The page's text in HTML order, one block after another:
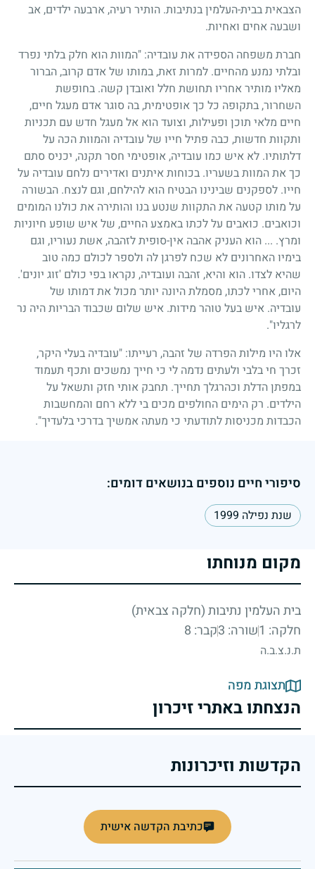
הצבאית בבית-העלמין בנתיבות. הותיר רעיה, ארבעה ילדים, אב
ושבעה אחים ואחיות.
חברת משפחה הספידה את עובדיה: "המוות הוא חלק בלתי נפרד
ובלתי נמנע מהחיים. למרות זאת, במותו של אדם קרוב, הברור
מאליו מותיר אחריו תחושת חלל ואובדן קשה. בחופשת
השחרור, בתקופה כל כך אופטימית, בה סוגר אדם מעגל חיים,
חיים מלאי תוכן ופעילות, וצועד הוא אל מעגל חדש עם תכניות
ותקוות חדשות, כבה פתיל חייו של עובדיה והמוות הכה על
דלתותיו. לא איש כמו עובדיה, אופטימי חסר תקנה, יכניס סתם
כך את המוות בשעריו. בכוחות איתנים ואדירים נלחם עובדיה על
חייו. לספקנים שבינינו הבטיח הוא להילחם, וגם לנצח. הבשורה
על מותו קטעה את התקוות שנטע בנו והותירה את כולנו המומים
וכואבים. כואבים על לכתו באמצע החיים, של איש שופע חיוניות
ומרץ. ... הוא העניק אהבה אין-סופית לזהבה, אשת נעוריו, וגם
בימיו האחרונים לא שכח לפרגן לה ולספר לכולם כמה טוב
שהיא לצדו. הוא והיא, זהבה ועובדיה, נקראו בפי כולם 'זוג יונים'.
היום, אחרי לכתו, מסמלת היונה יותר מכול את דמותו של
עובדיה. איש בעל טוהר מידות. איש שלום שכבוד הבריות היה נר
לרגליו".
אלו היו מילות הפרדה של זהבה, רעייתו: "עובדיה בעלי היקר,
זכרך חי בלבי ולעתים נדמה לי כי חייך נמשכים ותכף תעמוד
במפתן הדלת וכהרגלך תחייך. תחבק אותי חזק ותשאל על
הילדים. רק הימים החולפים מכים בי ללא רחם והמחשבות
הכבדות מכניסות לתודעתי כי מעתה אמשיך בדרכי בלעדיך".
סיפורי חיים נוספים בנושאים דומים:
שנת נפילה 1999
מקום מנוחתו
בית העלמין נתיבות (חלקה צבאית)
חלקה: 1
שורה: 3 קבר: 8
ת.נ.צ.ב.ה
תצוגת מפה
הנצחתו באתרי זיכרון
הקדשות וזיכרונות
כתיבת הקדשה אישית